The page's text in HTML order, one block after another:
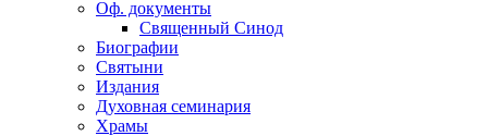
Оф. документы
Священный Синод
Биографии
Святыни
Издания
Духовная семинария
Храмы